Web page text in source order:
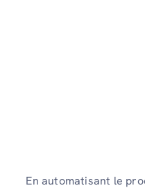
En automatisant le